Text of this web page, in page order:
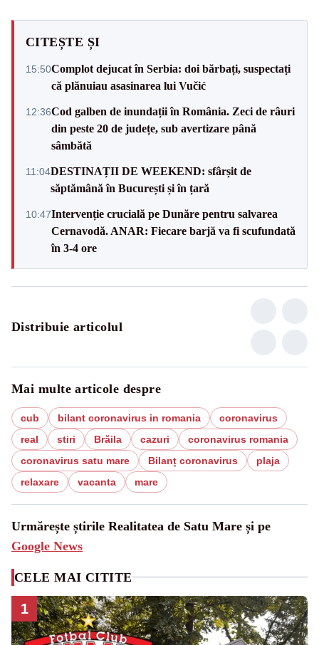
CITEȘTE ȘI
15:50Complot dejucat în Serbia: doi bărbați, suspectați
că plănuiau asasinarea lui Vučić
12:36Cod galben de inundații în România. Zeci de râuri
din peste 20 de județe, sub avertizare până
sâmbătă
11:04DESTINAȚII DE WEEKEND: sfârșit de
săptămână în București și în țară
10:47Intervenție crucială pe Dunăre pentru salvarea
Cernavodă. ANAR: Fiecare barjă va fi scufundată
în 3-4 ore
Distribuie articolul
Mai multe articole despre
cub bilant coronavirus in romania
coronavirus
real
stiri Brăila cazuri
coronavirus romania
coronavirus satu mare
Bilanț coronavirus
plaja
relaxare
vacanta mare
Urmărește știrile Realitatea de Satu Mare și pe
Google News
CELE MAI CITITE
1